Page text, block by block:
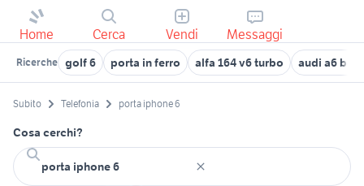
Home Cerca Vendi Messaggi
Ricerche golf 6 porta in ferro alfa 164 v6 turbo audi a6
Subito Telefonia porta iphone 6
Cosa cerchi?